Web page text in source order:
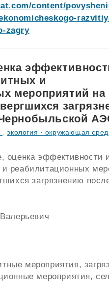
content/
zagry
и
мероприятий на
,экология・окружающая
оценка эффективности
реабилитационных
загрязнению
мероприятия,
мероприятия,